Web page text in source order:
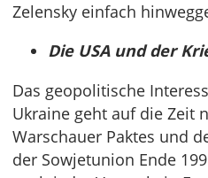
Zelensky einfach
Die USA und der
Das geopolitische
Ukraine geht auf die Zeit
Warschauer Paktes und
der Sowjetunion Ende